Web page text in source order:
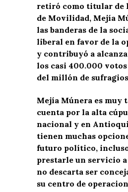
retiró como titular de
de Movilidad, Mejía
las banderas de la
liberal en favor de la
y contribuyó a
los casi 400.000
del millón de
Mejía Múnera es muy
cuenta por la alta
nacional y en
tienen muchas
futuro político,
prestarle un servicio
no descarta ser
su centro de